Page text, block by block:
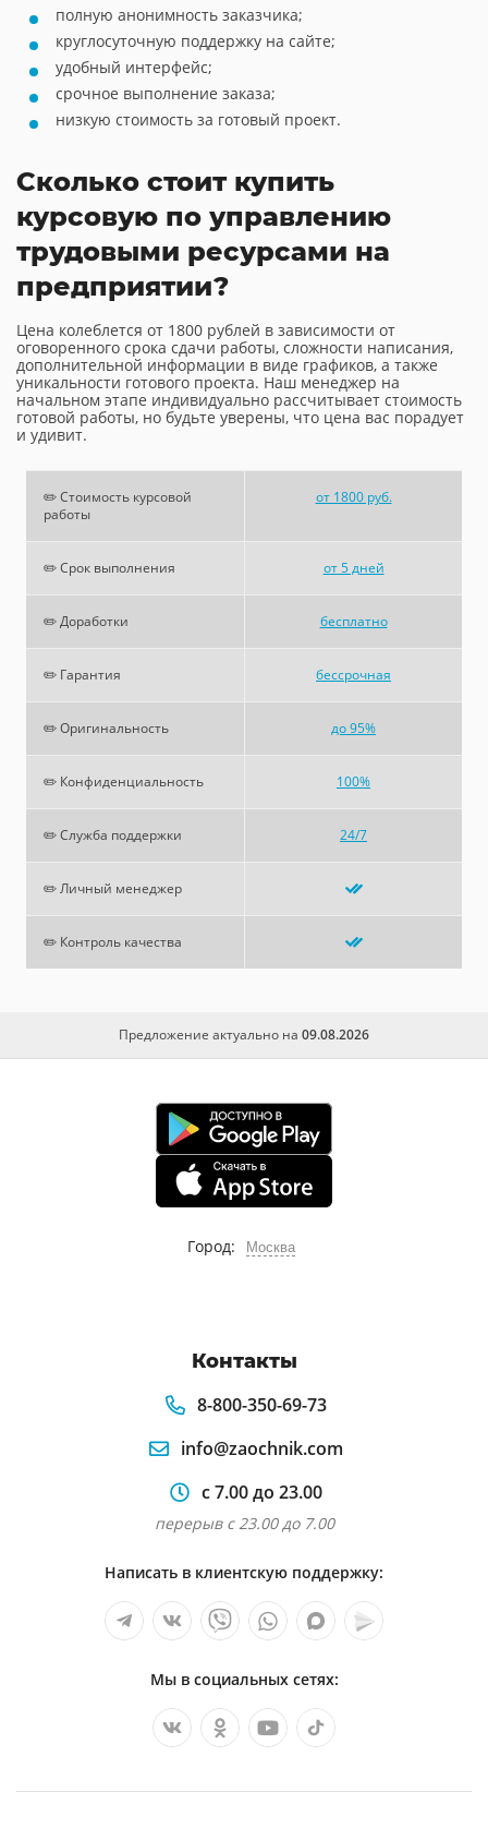
полную анонимность заказчика;
круглосуточную поддержку на сайте;
удобный интерфейс;
срочное выполнение заказа;
низкую стоимость за готовый проект.
Сколько стоит купить
курсовую по управлению
трудовыми ресурсами на
предприятии?
Цена колеблется от 1800 рублей в зависимости от
оговоренного срока сдачи работы, сложности написания,
дополнительной информации в виде графиков, а также
уникальности готового проекта. Наш менеджер на
начальном этапе индивидуально рассчитывает стоимость
готовой работы, но будьте уверены, что цена вас порадует
и удивит.
✏️ Стоимость курсовой
работы
от 1800 руб.
✏️ Срок выполнения от 5 дней
✏️ Доработки бесплатно
✏️ Гарантия бессрочная
✏️ Оригинальность до 95%
✏️ Конфиденциальность 100%
✏️ Служба поддержки 24/7
✏️ Личный менеджер
✏️ Контроль качества
Предложение актуально на 09.08.2026
Город: Москва
Контакты
8-800-350-69-73
info@zaochnik.com
с 7.00 до 23.00
перерыв с 23.00 до 7.00
Написать в клиентскую поддержку:
Мы в социальных сетях: